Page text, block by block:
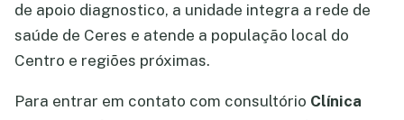
de apoio diagnostico, a unidade integra a rede de
saúde de Ceres e atende a população local do
Centro e regiões próximas.
Para entrar em contato com consultório Clínica